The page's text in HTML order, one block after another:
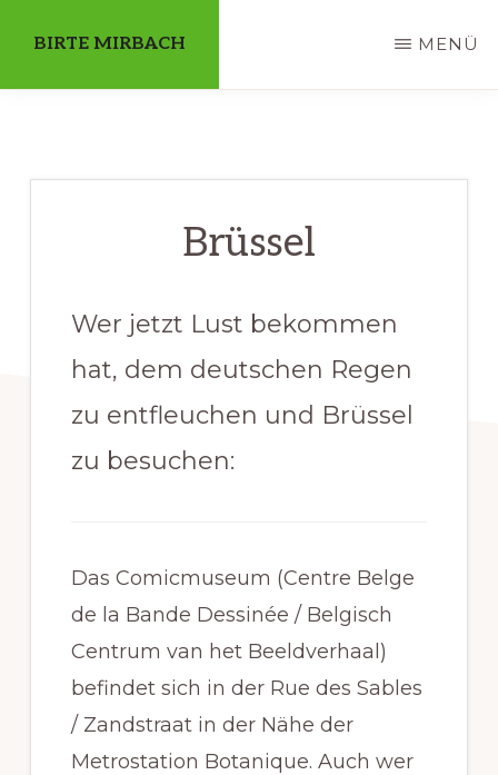
main
BIRTE MIRBACH
Gediplomeerd
Vertaalster
MENÜ
Brüssel
Wer jetzt Lust bekommen
hat, dem deutschen Regen
zu entfleuchen und Brüssel
zu besuchen:
Das Comicmuseum (Centre Belge
de la Bande Dessinée / Belgisch
Centrum van het Beeldverhaal)
befindet sich in der Rue des Sables
/ Zandstraat in der Nähe der
Metrostation Botanique. Auch wer